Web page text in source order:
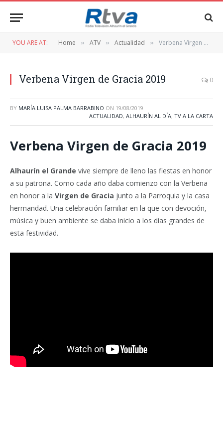
YOU ARE AT: Home » ATV » Actualidad » Verbena Virgen de Gracia 2019
Verbena Virgen de Gracia 2019 0
BY MARÍA LUISA PALMA BARRABINO ON 19/08/2019
ACTUALIDAD, ALHAURÍN AL DÍA, TV A LA CARTA
Verbena Virgen de Gracia 2019
Alhaurín el Grande vive siempre de lleno las fiestas en honor
a su patrona. Como cada año daba comienzo con la Verbena
en honor a la Virgen de Gracia junto a la Parroquia y la casa
hermandad. Una celebración familiar en la que con devoción,
música y buen ambiente se daba inicio a los días grandes de
esta festividad.